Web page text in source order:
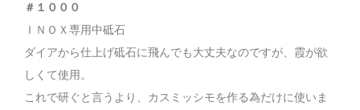
＃１０００
ＩＮＯＸ専用中砥石
ダイアから仕上げ砥石に飛んでも大丈夫なのですが、霞が欲
しくて使用。
これで研ぐと言うより、カスミッシモを作る為だけに使いま